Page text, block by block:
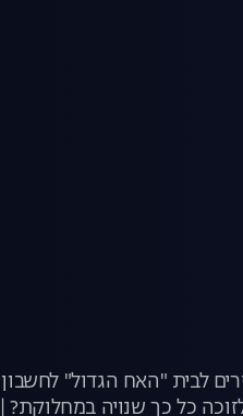
לבית "האח הגדול"
כל כך שנויה במחלוקת?